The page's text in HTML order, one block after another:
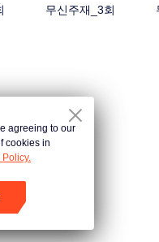
무신주재_3회
agreeing to our
cookies in